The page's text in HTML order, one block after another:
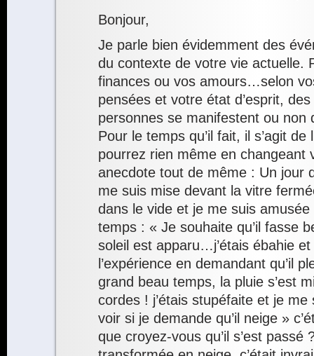
Bonjour,
Je parle bien évidemment des
du contexte de votre vie actuelle.
finances ou vos amours…selon
pensées et votre état d’esprit,
personnes se manifestent ou non
Pour le temps qu’il fait, il s’agit de
pourrez rien même en changeant
anecdote tout de même : Un jour
me suis mise devant la vitre
dans le vide et je me suis
temps : « Je souhaite qu’il fasse
soleil est apparu…j’étais ébahie et
l’expérience en demandant qu’il
grand beau temps, la pluie s’est
cordes ! j’étais stupéfaite et je
voir si je demande qu’il neige »
que croyez-vous qu’il s’est passé